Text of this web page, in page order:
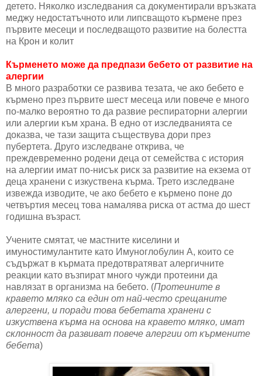
детето. Няколко изследвания са документирали връзката
меджу недостатъчното или липсващото кърмене през
първите месеци и последващото развитие на болестта
на Крон и колит
Кърменето може да предпази бебето от развитие на
алергии
В много разработки се развива тезата, че ако бебето е
кърмено през първите шест месеца или повече е много
по-малко вероятно то да развие респираторни алергии
или алергии към храна. В едно от изследванията се
доказва, че тази защита съществува дори през
пубертета. Друго изследване открива, че
преждевременно родени деца от семейства с история
на алергии имат по-нисък риск за развитие на екзема от
деца хранени с изкуствена кърма. Трето изследване
извежда изводите, че ако бебето е кърмено поне до
четвъртия месец това намалява риска от астма до шест
годишна възраст.
Учените смятат, че мастните киселини и
имуностимулантите като Имуноглобулин А, които се
съдържат в кърмата предотвратяват алергичните
реакции като възпират много чужди протеини да
навлязат в организма на бебето. (Протеините в
кравето мляко са един от най-често срещаните
алергени, и поради това бебетата хранени с
изкуствена кърма на основа на кравето мляко, имат
склонност да развиват повече алергии от кърмените
бебета)